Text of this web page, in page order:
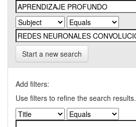
Start a new search
Add filters:
Use filters to refine the search results.